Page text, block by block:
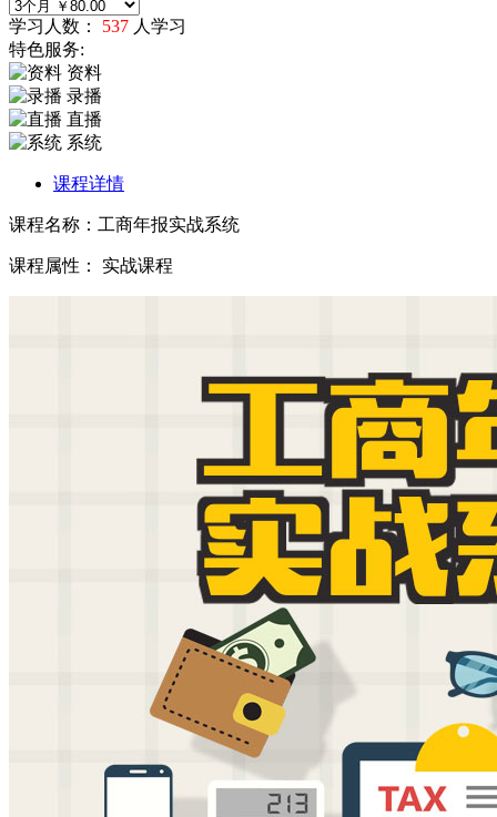
学习人数： 537 人学习
特色服务:
资料
录播
直播
系统
课程详情
课程名称：工商年报实战系统
课程属性： 实战课程